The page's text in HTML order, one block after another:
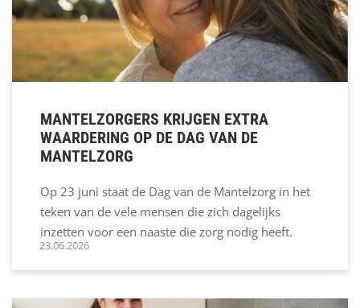
MANTELZORGERS KRIJGEN EXTRA
WAARDERING OP DE DAG VAN DE
MANTELZORG
Op 23 juni staat de Dag van de Mantelzorg in het
teken van de vele mensen die zich dagelijks
inzetten voor een naaste die zorg nodig heeft.
23.06.2026